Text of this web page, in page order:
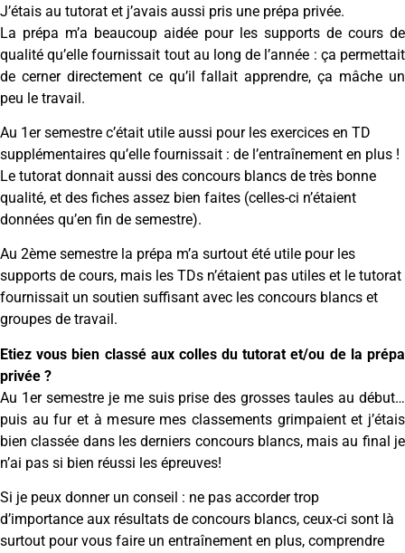
J’étais au tutorat et j’avais aussi pris une prépa privée.
La prépa m’a beaucoup aidée pour les supports de cours de
qualité qu’elle fournissait tout au long de l’année : ça permettait
de cerner directement ce qu’il fallait apprendre, ça mâche un
peu le travail.
Au 1er semestre c’était utile aussi pour les exercices en TD
supplémentaires qu’elle fournissait : de l’entraînement en plus !
Le tutorat donnait aussi des concours blancs de très bonne
qualité, et des fiches assez bien faites (celles-ci n’étaient
données qu’en fin de semestre).
Au 2ème semestre la prépa m’a surtout été utile pour les
supports de cours, mais les TDs n’étaient pas utiles et le tutorat
fournissait un soutien suffisant avec les concours blancs et
groupes de travail.
Etiez vous bien classé aux colles du tutorat et/ou de la prépa
privée ?
Au 1er semestre je me suis prise des grosses taules au début…
puis au fur et à mesure mes classements grimpaient et j’étais
bien classée dans les derniers concours blancs, mais au final je
n’ai pas si bien réussi les épreuves!
Si je peux donner un conseil : ne pas accorder trop
d’importance aux résultats de concours blancs, ceux-ci sont là
surtout pour vous faire un entraînement en plus, comprendre